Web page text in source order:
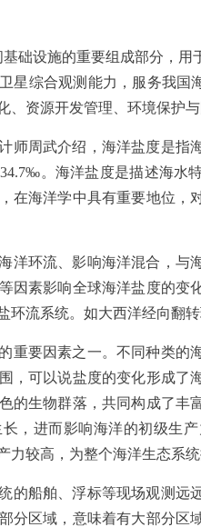
础设施的重要组成部分，
星综合观测能力，服务我国
、资源开发管理、环境保护
师周武介绍，海洋盐度是指
。海洋盐度是描述海水
在海洋学中具有重要地位，
洋环流、影响海洋混合，与
因素影响全球海洋盐度的变
环流系统。如大西洋经向翻
重要因素之一。不同种类的
，可以说盐度的变化形成了
的生物群落，共同构成了丰
，进而影响海洋的初级生
力较高，为整个海洋生态系统
的船舶、浮标等现场观测
分区域，意味着有大部分区